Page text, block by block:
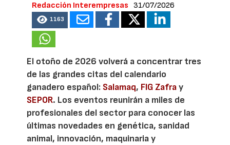
Redacción Interempresas 31/07/2026
1163
El otoño de 2026 volverá a concentrar tres
de las grandes citas del calendario
ganadero español: Salamaq, FIG Zafray
SEPOR. Los eventos reunirán a miles de
profesionales del sector para conocer las
últimas novedades en genética, sanidad
animal, innovación, maquinaria y